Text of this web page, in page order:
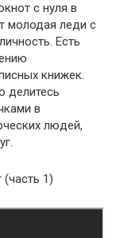
с нуля в
молодая леди с
Есть
книжек.
делитесь
в
людей,
1)